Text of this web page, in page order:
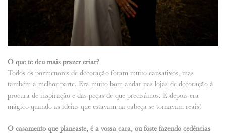
O que te deu mais prazer criar?
Todos os pormenores de decoração foram muito cansativos, mas
também a melhor parte. Era muito bom andar nas lojas de decoração à
procura de inspiração e das peças de que precisámos. E depois era
mágico quando as ideias que estavam na cabeça se tornavam reais!
O casamento que planeaste, é a vossa cara, ou foste fazendo cedências